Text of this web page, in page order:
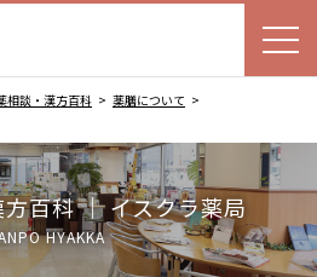
相談・漢方百科
薬膳について
百科 ｜ イスクラ薬局
HYAKKA